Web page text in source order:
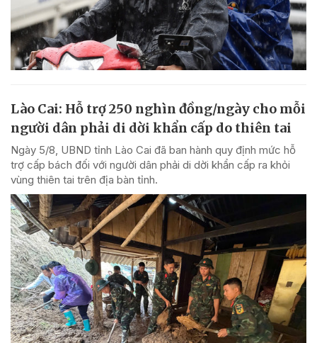
Lào Cai: Hỗ trợ 250 nghìn đồng/ngày cho mỗi
người dân phải di dời khẩn cấp do thiên tai
Ngày 5/8, UBND tỉnh Lào Cai đã ban hành quy định mức hỗ
trợ cấp bách đối với người dân phải di dời khẩn cấp ra khỏi
vùng thiên tai trên địa bàn tỉnh.